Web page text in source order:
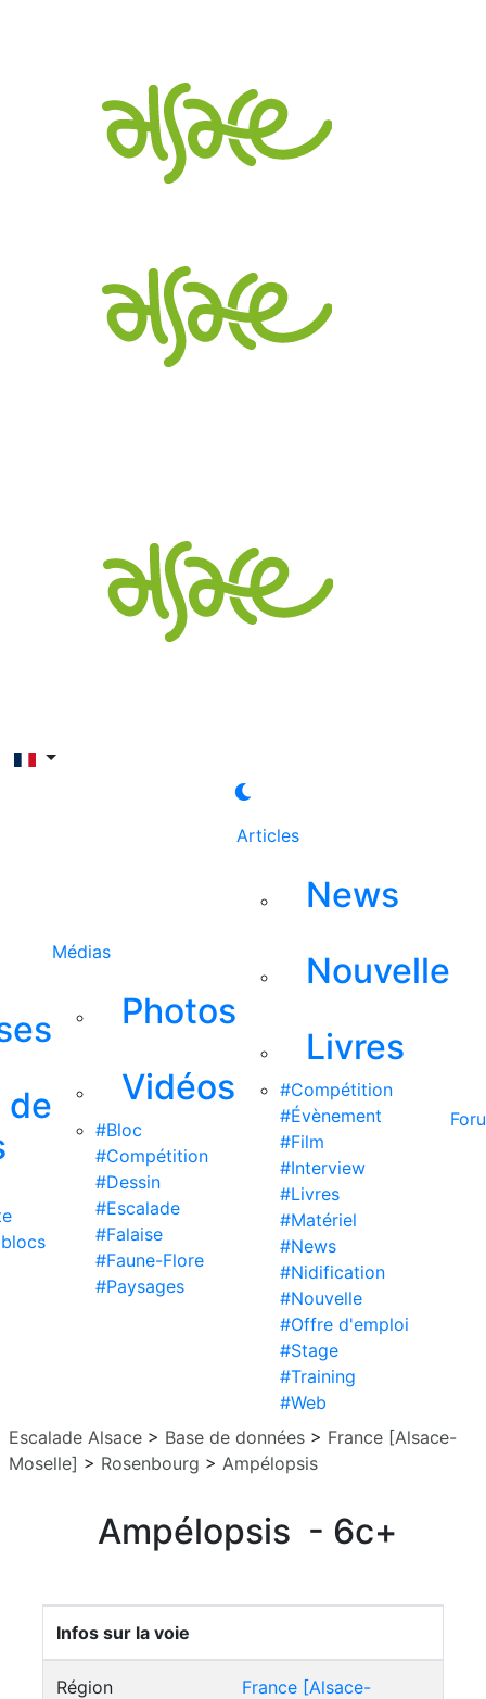
de
Médias
Photos
Vidéos
#Bloc
#Compétition
#Dessin
#Escalade
#Falaise
#Faune-Flore
#Paysages
Articles
News
Nouvelle
Livres
#Compétition
#Évènement
#Film
#Interview
#Livres
#Matériel
#News
#Nidification
#Nouvelle
#Offre d'emploi
#Stage
#Training
#Web
Escalade Alsace > Base de données > France [Alsace-
Moselle] > Rosenbourg > Ampélopsis
Ampélopsis - 6c+
Infos sur la voie
Région
France [Alsace-